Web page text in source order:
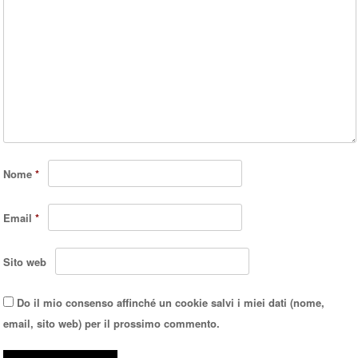
Nome*
Email*
Sito web
Do il mio consenso affinché un cookie salvi i miei dati (nome,
email, sito web) per il prossimo commento.